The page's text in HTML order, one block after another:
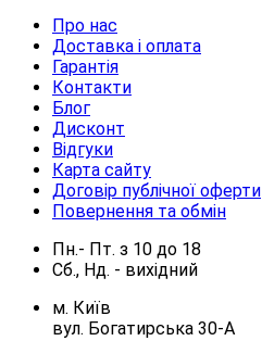
Про нас
Доставка і оплата
Гарантія
Контакти
Блог
Дисконт
Відгуки
Карта сайту
Договір публічної оферти
Повернення та обмін
Пн.- Пт. з 10 до 18
Сб., Нд. - вихідний
м. Київ
вул. Богатирська 30-А